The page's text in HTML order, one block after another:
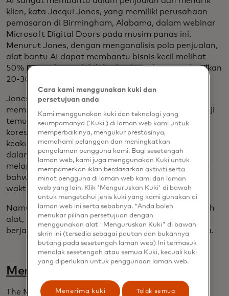
klien, kata Jacqui Jones, yang memiliki perusahaan
pemasaran di Birmingham, Alabama, dalam webinar
Microsoft Digital Doors pada musim panas ini.
Menurut Jones, dengan menganalisis pola penjualan,
alat bantu AI dapat membantu bisnis kecil melihat
50% prospek yang lebih berkualitas dan menghasilkan
20-30% tingkat konversi yang lebih tinggi.
Jones juga menggunakan alat bantu AI untuk
membuat catatan selama rapat, menjadwalkan janji
temu, mengirimkan email massal dan memeriksa
korespondensinya untuk mengetahui nada dan
keakuratannya. Hal ini meningkatkan efisiensinya
dalam bekerja, dan dia tidak sendirian: Dia
melaporkan bahwa 78% pemilik bisnis mengatakan
bahwa AI telah membantu mereka menghemat
waktu.
Namun Jones menekankan bahwa AI adalah sebuah
alat, dan seperti semua alat lainnya, AI tidak akan
berjalan secara efektif tanpa pengawasan manusia.
Menggunakan AI untuk kebaikan
The Mastercard Center for Inclusive Growth and
Cara kami menggunakan kuki dan
persetujuan anda
Kami menggunakan kuki dan teknologi yang
seumpamanya (‘Kuki’) di laman web kami untuk
memperbaikinya, mengukur prestasinya,
memahami pelanggan dan meningkatkan
pengalaman pengguna kami. Bagi sesetengah
laman web, kami juga menggunakan Kuki untuk
mempamerkan iklan berdasarkan aktiviti serta
minat pengguna di laman web kami dan laman
web yang lain. Klik 'Menguruskan Kuki' di bawah
untuk mengetahui jenis kuki yang kami gunakan di
laman web ini serta sebabnya. *Anda boleh
menukar pilihan persetujuan dengan
menggunakan alat "Menguruskan Kuki" di bawah
skrin ini (tersedia sebagai pautan dan bukannya
butang pada sesetengah laman web) Ini termasuk
menolak sesetengah atau semua Kuki, kecuali kuki
yang diperlukan untuk penggunaan laman web.
Menerima kuki Tolak semua